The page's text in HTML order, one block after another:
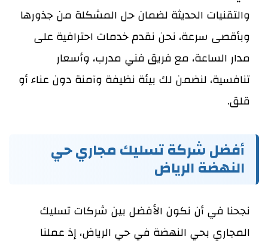
والتقنيات الحديثة لضمان حل المشكلة من جذورها
وبأقصى سرعة، نحن نقدم خدمات احترافية على
مدار الساعة، مع فريق فني مدرب، وأسعار
تنافسية، لنضمن لك بيئة نظيفة وآمنة دون عناء أو
قلق.
أفضل شركة تسليك مجاري حي
النهضة الرياض
نجحنا في أن نكون الأفضل بين شركات تسليك
المجاري بحي النهضة في حي الرياض، إذ عملنا